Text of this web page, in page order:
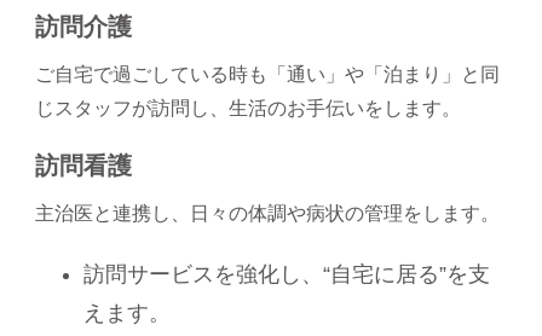
訪問介護
ご自宅で過ごしている時も「通い」や「泊まり」と同
じスタッフが訪問し、生活のお手伝いをします。
訪問看護
主治医と連携し、日々の体調や病状の管理をします。
訪問サービスを強化し、“自宅に居る”を支
えます。